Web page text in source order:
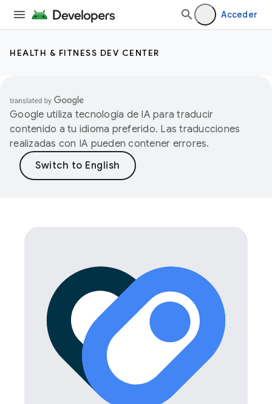
Acceder
HEALTH & FITNESS DEV CENTER
Google utiliza tecnología de IA para traducir
contenido a tu idioma preferido. Las traducciones
realizadas con IA pueden contener errores.